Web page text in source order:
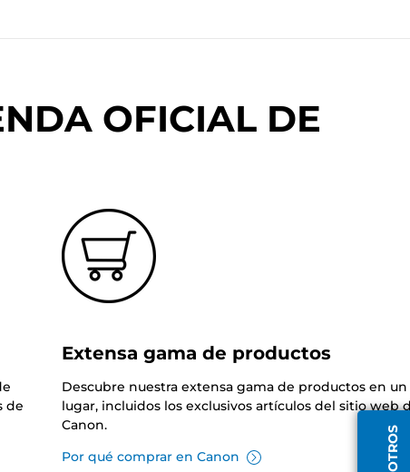
OFICIAL DE
de
Extensa gama de productos
Descubre nuestra extensa gama de productos en un
lugar, incluidos los exclusivos artículos del sitio web
Canon.
Por qué comprar en Canon